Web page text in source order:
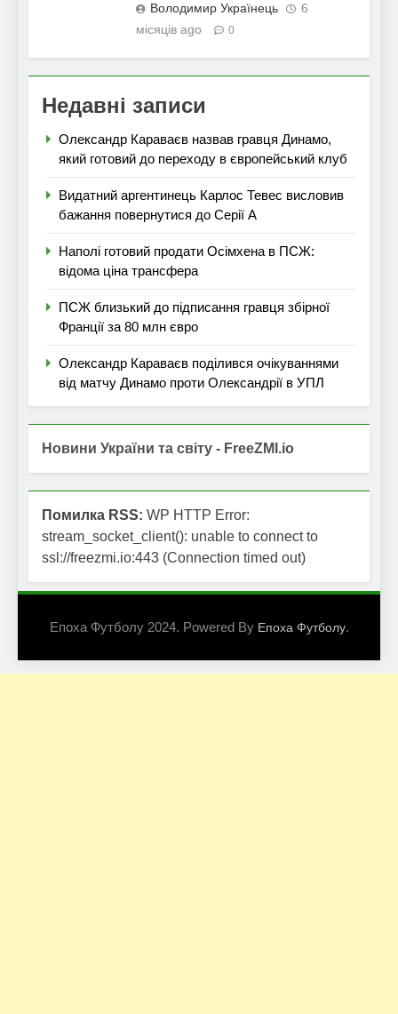
Володимир Українець
6
місяців ago
0
Недавні записи
Олександр Караваєв назвав гравця Динамо,
який готовий до переходу в європейський клуб
Видатний аргентинець Карлос Тевес висловив
бажання повернутися до Серії А
Наполі готовий продати Осімхена в ПСЖ:
відома ціна трансфера
ПСЖ близький до підписання гравця збірної
Франції за 80 млн євро
Олександр Караваєв поділився очікуваннями
від матчу Динамо проти Олександрії в УПЛ
Новини України та світу - FreeZMI.io
Помилка RSS: WP HTTP Error:
stream_socket_client(): unable to connect to
ssl://freezmi.io:443 (Connection timed out)
Епоха Футболу 2024. Powered By Епоха Футболу.